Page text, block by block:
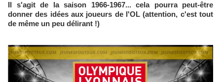
Il s'agit de la saison 1966-1967... cela pourra peut-être
donner des idées aux joueurs de l'OL (attention, c'est tout
de même un peu délirant !)